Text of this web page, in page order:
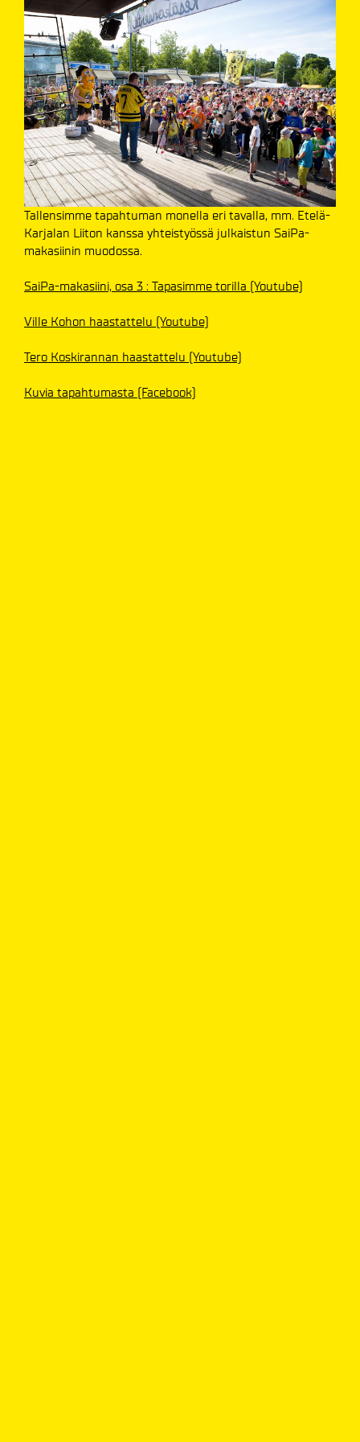
Tallensimme tapahtuman monella eri tavalla, mm. Etelä-
Karjalan Liiton kanssa yhteistyössä julkaistun SaiPa-
makasiinin muodossa.
SaiPa-makasiini, osa 3 : Tapasimme torilla (Youtube)
Ville Kohon haastattelu (Youtube)
Tero Koskirannan haastattelu (Youtube)
Kuvia tapahtumasta (Facebook)